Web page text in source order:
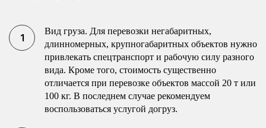
Вид груза. Для перевозки негабаритных,
длинномерных, крупногабаритных объектов нужно
привлекать спецтранспорт и рабочую силу разного
вида. Кроме того, стоимость существенно
отличается при перевозке объектов массой 20 т или
100 кг. В последнем случае рекомендуем
воспользоваться услугой догруз.